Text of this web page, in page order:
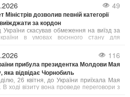
49
Міністрів дозволив певній категорії
за кордон
України скасував обмеження на виїзд за
в умовах воєнного стану для
116
прибула президентка Молдови Мая
яка відвідає Чорнобиль
26 квітня, до України приїхала Мая
В ході візиту вона проведе переговори з